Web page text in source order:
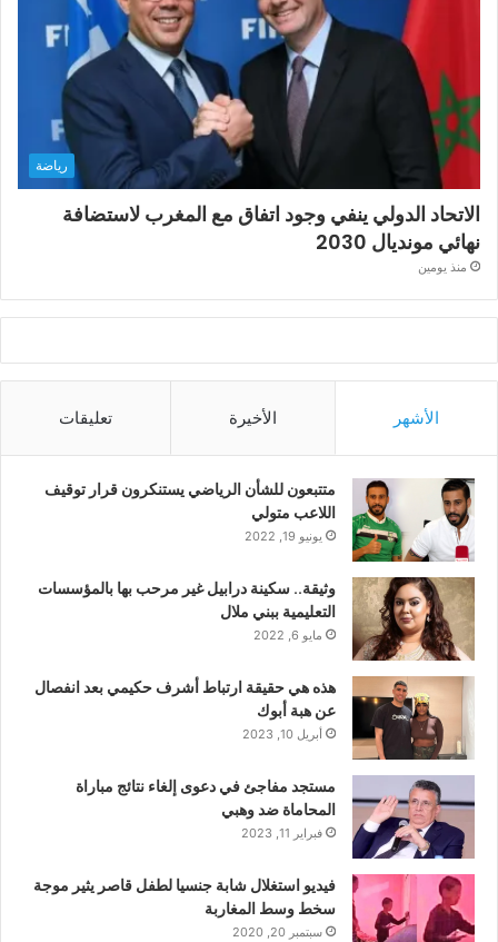
رياضة
الاتحاد الدولي ينفي وجود اتفاق مع المغرب لاستضافة
نهائي مونديال 2030
منذ يومين
الأشهر الأخيرة تعليقات
متتبعون للشأن الرياضي يستنكرون قرار توقيف
اللاعب متولي
يونيو 19, 2022
وثيقة.. سكينة درابيل غير مرحب بها بالمؤسسات
التعليمية ببني ملال
مايو 6, 2022
هذه هي حقيقة ارتباط أشرف حكيمي بعد انفصال
عن هبة أبوك
أبريل 10, 2023
مستجد مفاجئ في دعوى إلغاء نتائج مباراة
المحاماة ضد وهبي
فبراير 11, 2023
فيديو استغلال شابة جنسيا لطفل قاصر يثير موجة
سخط وسط المغاربة
سبتمبر 20, 2020